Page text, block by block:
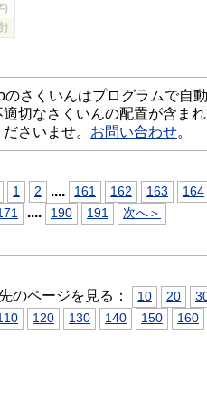
)
)
のさくいんはプログラムで自
適切なさくいんの配置が含ま
さいませ。 お問い合わせ。
1 2 .... 161 162 163
164
.... 190 191 次へ＞
のページを見る： 10 20
120 130 140 150 160